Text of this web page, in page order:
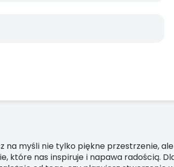
na myśli nie tylko piękne przestrzenie,
które nas inspiruje i napawa radością.